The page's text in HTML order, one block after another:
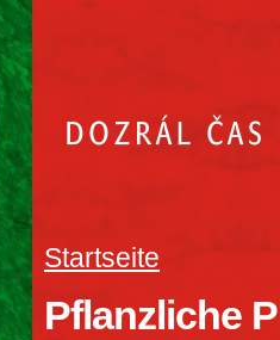
Startseite
Pflanzliche